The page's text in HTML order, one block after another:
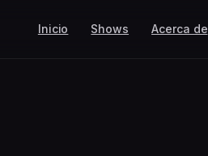
Inicio Shows Acerca de